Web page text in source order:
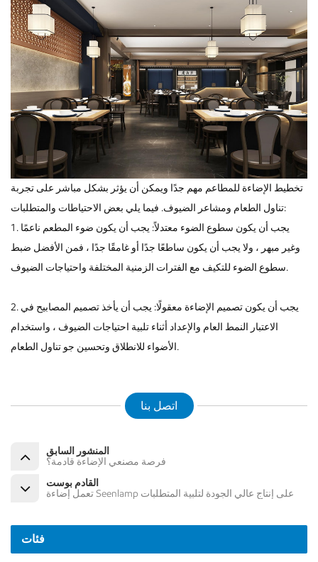
تخطيط الإضاءة للمطاعم مهم جدًا ويمكن أن يؤثر بشكل مباشر على تجربة
تناول الطعام ومشاعر الضيوف. فيما يلي بعض الاحتياطات والمتطلبات:
1. يجب أن يكون سطوع الضوء معتدلاً: يجب أن يكون ضوء المطعم ناعمًا
وغير مبهر ، ولا يجب أن يكون ساطعًا جدًا أو غامقًا جدًا ، فمن الأفضل ضبط
سطوع الضوء للتكيف مع الفترات الزمنية المختلفة واحتياجات الضيوف.
2. يجب أن يكون تصميم الإضاءة معقولًا: يجب أن يأخذ تصميم المصابيح في
الاعتبار النمط العام والإعداد أثناء تلبية احتياجات الضيوف ، واستخدام
الأضواء للانطلاق وتحسين جو تناول الطعام.
اتصل بنا
المنشور السابق
فرصة مصنعي الإضاءة قادمة؟
القادم بوست
تعمل إضاءة Seenlamp على إنتاج عالي الجودة لتلبية المتطلبات
فئات